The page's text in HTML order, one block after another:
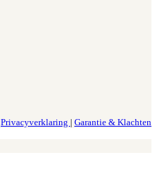
Privacyverklaring | Garantie & Klachten